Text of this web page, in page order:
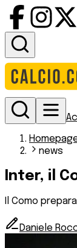
news
Inter, il
Il Como
Daniele